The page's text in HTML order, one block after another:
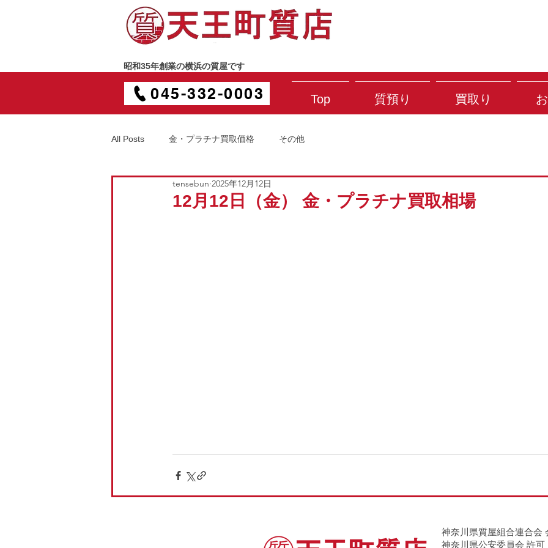
昭和35年創業の横浜の質屋です
045-332-0003 Top 質預り 買取り
All Posts 金・プラチナ買取価格 その他
12月12日（金） 金・プラチナ買取相場
tensebun 2025年12月12日
神奈川県質屋組合連合会
神奈川県公安委員会 許可